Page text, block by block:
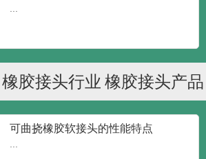
...
橡胶接头行业
新闻
橡胶接头产品
知识
可曲挠橡胶软接头的性能特点
...